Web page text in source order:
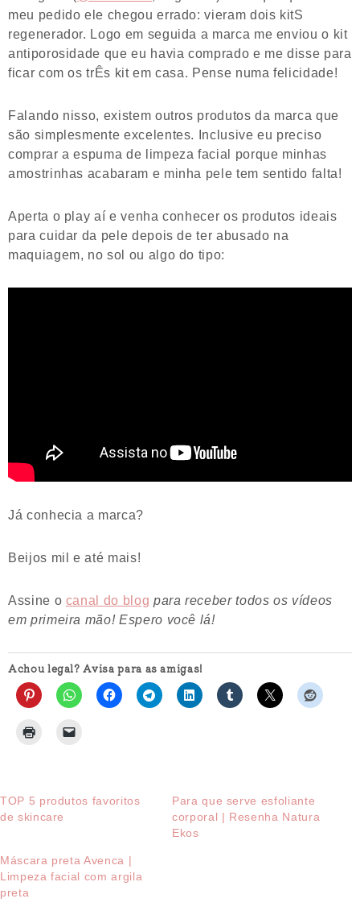
meu pedido ele chegou errado: vieram dois kitS
regenerador. Logo em seguida a marca me enviou o kit
antiporosidade que eu havia comprado e me disse para
ficar com os trÊs kit em casa. Pense numa felicidade!
Falando nisso, existem outros produtos da marca que
são simplesmente excelentes. Inclusive eu preciso
comprar a espuma de limpeza facial porque minhas
amostrinhas acabaram e minha pele tem sentido falta!
Aperta o play aí e venha conhecer os produtos ideais
para cuidar da pele depois de ter abusado na
maquiagem, no sol ou algo do tipo:
Já conhecia a marca?
Beijos mil e até mais!
Assine o canal do blog para receber todos os vídeos
em primeira mão! Espero você lá!
Achou legal? Avisa para as amigas!
TOP 5 produtos favoritos
de skincare
Para que serve esfoliante
corporal | Resenha Natura
Ekos
Máscara preta Avenca |
Limpeza facial com argila
preta